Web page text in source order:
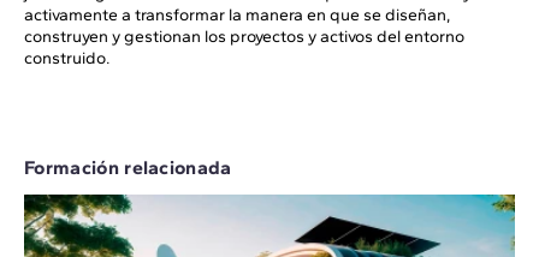
activamente a transformar la manera en que se diseñan,
construyen y gestionan los proyectos y activos del entorno
construido.
Formación relacionada